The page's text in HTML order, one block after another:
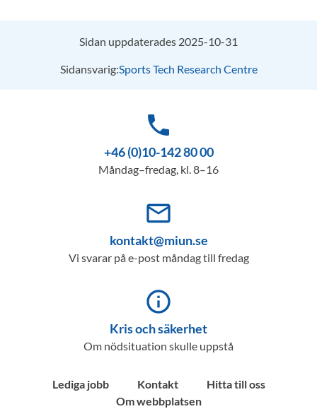
Sidan uppdaterades 2025-10-31
Sidansvarig:Sports Tech Research Centre
phone
+46 (0)10-142 80 00
Måndag–fredag, kl. 8–16
mail_outline
kontakt@miun.se
Vi svarar på e-post måndag till fredag
info_outline
Kris och säkerhet
Om nödsituation skulle uppstå
Lediga jobb Kontakt
Hitta till oss
Om webbplatsen